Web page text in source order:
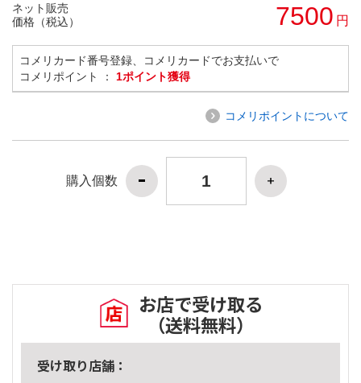
ネット販売
価格（税込）
7500 円
コメリカード番号登録、コメリカードでお支払いで
コメリポイント ： 1ポイント獲得
コメリポイントについて
購入個数
お店で受け取る
（送料無料）
受け取り店舗：